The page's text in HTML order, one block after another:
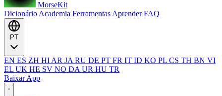
MorseKit
Dicionário Academia Ferramentas AprenderFAQ
EN ES ZH HI AR JA RU DE PT FR IT ID KO PL CS TH BN VI
EL UK HE SV NO DA UR HU TR
Baixar App